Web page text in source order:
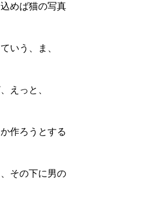
めば猫の写真
いう、ま、
えっと、
作ろうとする
その下に男の